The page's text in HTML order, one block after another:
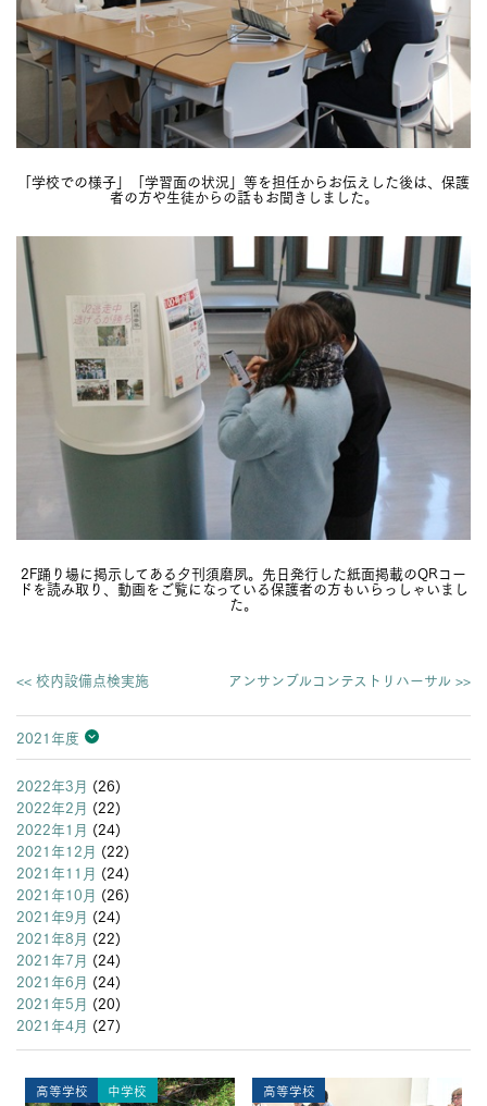
「学校での様子」「学習面の状況」等を担任からお伝えした後は、保護
者の方や生徒からの話もお聞きしました。
2F踊り場に掲示してある夕刊須磨夙。先日発行した紙面掲載のQRコー
ドを読み取り、動画をご覧になっている保護者の方もいらっしゃいまし
た。
<< 校内設備点検実施 アンサンブルコンテストリハーサル >>
2021年度
2026年度
2025年度
2024年度
2023年度
2022年度
2021年度
2020年度
2019年度
2018年度
2017年度
2016年度
2015年度
2014年度
2013年度
2022年3月 (26)
2022年2月 (22)
2022年1月 (24)
2021年12月 (22)
2021年11月 (24)
2021年10月 (26)
2021年9月 (24)
2021年8月 (22)
2021年7月 (24)
2021年6月 (24)
2021年5月 (20)
2021年4月 (27)
高等学校 中学校 高等学校